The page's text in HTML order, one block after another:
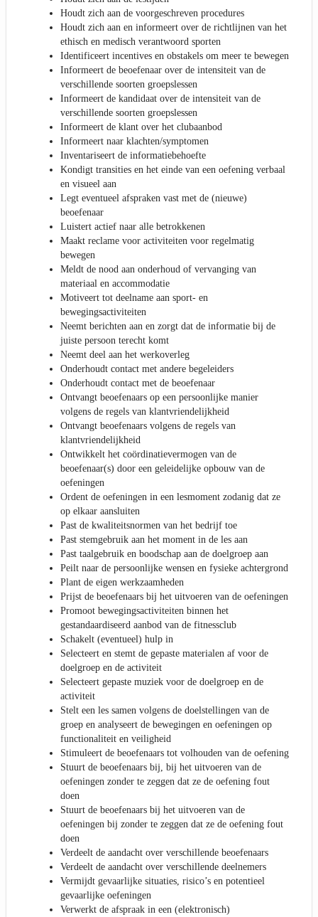
Houdt zich aan de voorgeschreven procedures
Houdt zich aan en informeert over de richtlijnen van het
ethisch en medisch verantwoord sporten
Identificeert incentives en obstakels om meer te bewegen
Informeert de beoefenaar over de intensiteit van de
verschillende soorten groepslessen
Informeert de kandidaat over de intensiteit van de
verschillende soorten groepslessen
Informeert de klant over het clubaanbod
Informeert naar klachten/symptomen
Inventariseert de informatiebehoefte
Kondigt transities en het einde van een oefening verbaal
en visueel aan
Legt eventueel afspraken vast met de (nieuwe)
beoefenaar
Luistert actief naar alle betrokkenen
Maakt reclame voor activiteiten voor regelmatig
bewegen
Meldt de nood aan onderhoud of vervanging van
materiaal en accommodatie
Motiveert tot deelname aan sport- en
bewegingsactiviteiten
Neemt berichten aan en zorgt dat de informatie bij de
juiste persoon terecht komt
Neemt deel aan het werkoverleg
Onderhoudt contact met andere begeleiders
Onderhoudt contact met de beoefenaar
Ontvangt beoefenaars op een persoonlijke manier
volgens de regels van klantvriendelijkheid
Ontvangt beoefenaars volgens de regels van
klantvriendelijkheid
Ontwikkelt het coördinatievermogen van de
beoefenaar(s) door een geleidelijke opbouw van de
oefeningen
Ordent de oefeningen in een lesmoment zodanig dat ze
op elkaar aansluiten
Past de kwaliteitsnormen van het bedrijf toe
Past stemgebruik aan het moment in de les aan
Past taalgebruik en boodschap aan de doelgroep aan
Peilt naar de persoonlijke wensen en fysieke achtergrond
Plant de eigen werkzaamheden
Prijst de beoefenaars bij het uitvoeren van de oefeningen
Promoot bewegingsactiviteiten binnen het
gestandaardiseerd aanbod van de fitnessclub
Schakelt (eventueel) hulp in
Selecteert en stemt de gepaste materialen af voor de
doelgroep en de activiteit
Selecteert gepaste muziek voor de doelgroep en de
activiteit
Stelt een les samen volgens de doelstellingen van de
groep en analyseert de bewegingen en oefeningen op
functionaliteit en veiligheid
Stimuleert de beoefenaars tot volhouden van de oefening
Stuurt de beoefenaars bij, bij het uitvoeren van de
oefeningen zonder te zeggen dat ze de oefening fout
doen
Stuurt de beoefenaars bij het uitvoeren van de
oefeningen bij zonder te zeggen dat ze de oefening fout
doen
Verdeelt de aandacht over verschillende beoefenaars
Verdeelt de aandacht over verschillende deelnemers
Vermijdt gevaarlijke situaties, risico’s en potentieel
gevaarlijke oefeningen
Verwerkt de afspraak in een (elektronisch)